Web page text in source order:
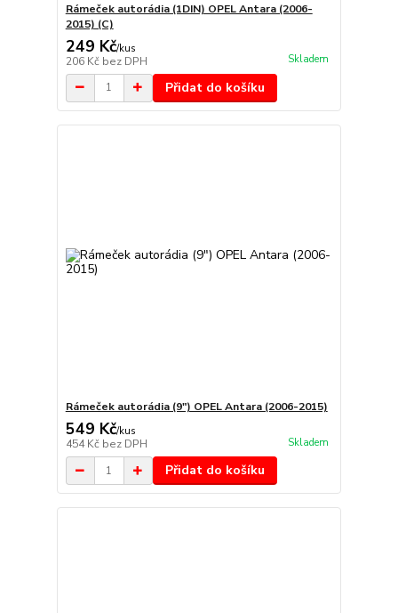
Rámeček autorádia (1DIN) OPEL Antara (2006-
2015) (C)
249 Kč/kus
206 Kč bez DPH Skladem
Přidat do košíku
Rámeček autorádia (9") OPEL Antara (2006-2015)
549 Kč/kus
454 Kč bez DPH Skladem
Přidat do košíku